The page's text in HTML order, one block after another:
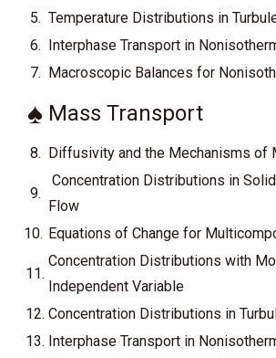
5. Temperature Distributions in
6. Interphase Transport in
7. Macroscopic Balances for
♠ Mass Transport
8. Diffusivity and the Mechanisms of
9.
Concentration Distributions in
Flow
10. Equations of Change for
11.
Concentration Distributions with
Independent Variable
12. Concentration Distributions in
13. Interphase Transport in